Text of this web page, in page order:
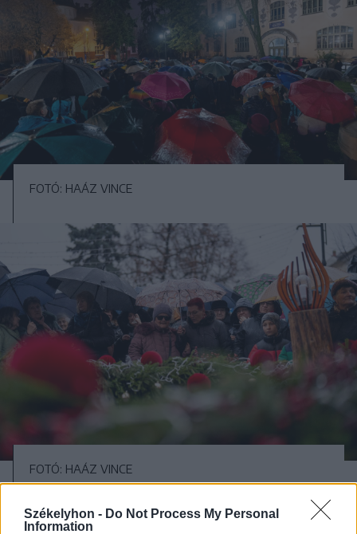
Székelyhon - Do Not Process My Personal
Information
FOTÓ: HAÁZ VINCE
FOTÓ: HAÁZ VINCE